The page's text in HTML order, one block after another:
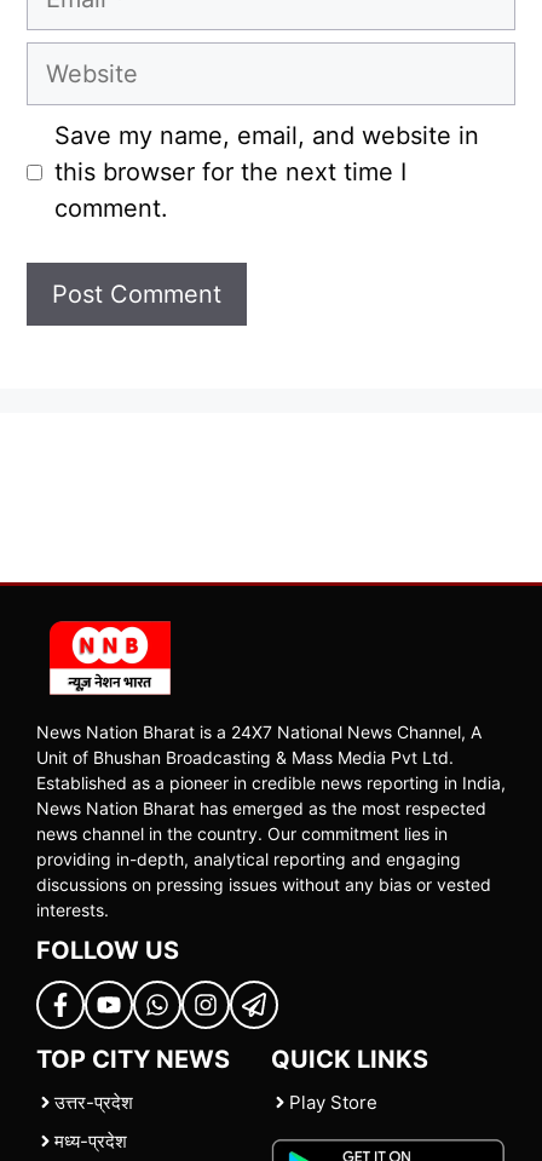
Website
Save my name, email, and website in
this browser for the next time I
comment.
News Nation Bharat is a 24X7 National News Channel, A
Unit of Bhushan Broadcasting & Mass Media Pvt Ltd.
Established as a pioneer in credible news reporting in India,
News Nation Bharat has emerged as the most respected
news channel in the country. Our commitment lies in
providing in-depth, analytical reporting and engaging
discussions on pressing issues without any bias or vested
interests.
FOLLOW US
TOP CITY NEWS
उत्तर-प्रदेश
मध्य-प्रदेश
QUICK LINKS
Play Store